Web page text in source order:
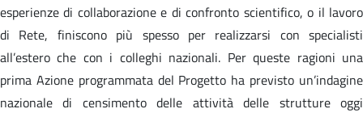
esperienze di collaborazione e di confronto scientifico, o il lavoro
di Rete, finiscono più spesso per realizzarsi con specialisti
all’estero che con i colleghi nazionali. Per queste ragioni una
prima Azione programmata del Progetto ha previsto un’indagine
nazionale di censimento delle attività delle strutture oggi